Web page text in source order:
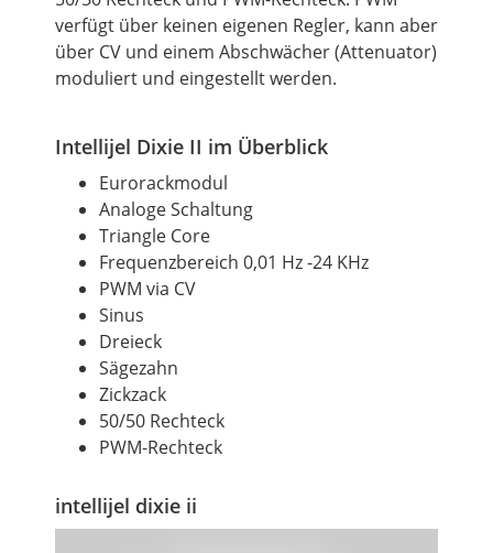
verfügt über keinen eigenen Regler, kann aber
über CV und einem Abschwächer (Attenuator)
moduliert und eingestellt werden.
Intellijel Dixie II im Überblick
Eurorackmodul
Analoge Schaltung
Triangle Core
Frequenzbereich 0,01 Hz -24 KHz
PWM via CV
Sinus
Dreieck
Sägezahn
Zickzack
50/50 Rechteck
PWM-Rechteck
intellijel dixie ii